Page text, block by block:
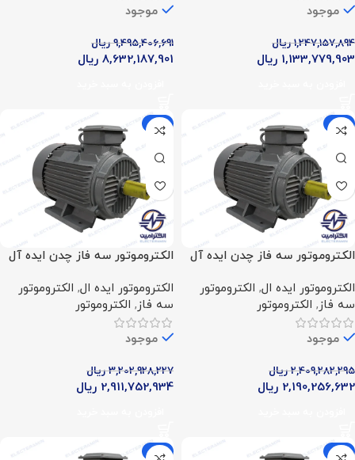
موجود
1,247,157,894 ریال
1,133,779,903 ریال
موجود
9,495,406,691 ریال
8,632,187,901 ریال
-9%
الکتروموتور سه فاز چدن ایده آل
دور)
الکتروموتور ایده ال, الکتروموتور
سه فاز, الکتروموتور
موجود
2,409,282,295 ریال
2,190,256,632 ریال
-9%
الکتروموتور سه فاز چدن ایده آل
دور)
الکتروموتور ایده ال, الکتروموتور
سه فاز, الکتروموتور
موجود
3,202,928,227 ریال
2,911,752,934 ریال
-9%
-9%